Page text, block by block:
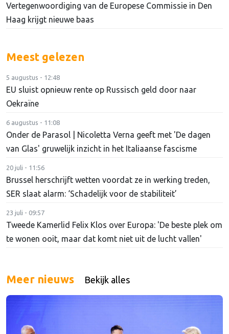
Vertegenwoordiging van de Europese Commissie in Den
Haag krijgt nieuwe baas
Meest gelezen
5 augustus - 12:48
EU sluist opnieuw rente op Russisch geld door naar
Oekraïne
6 augustus - 11:08
Onder de Parasol | Nicoletta Verna geeft met 'De dagen
van Glas' gruwelijk inzicht in het Italiaanse fascisme
20 juli - 11:56
Brussel herschrijft wetten voordat ze in werking treden,
SER slaat alarm: ‘Schadelijk voor de stabiliteit’
23 juli - 09:57
Tweede Kamerlid Felix Klos over Europa: 'De beste plek om
te wonen ooit, maar dat komt niet uit de lucht vallen'
Meer nieuws Bekijk alles